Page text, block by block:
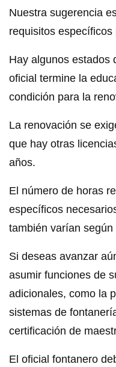
Nuestra sugerencia
requisitos
Hay algunos estados
oficial termine la
condición para la
La renovación se
que hay otras
años.
El número de horas
específicos
también varían según
Si deseas avanzar
asumir funciones de
adicionales, como la
sistemas de
certificación de
El oficial fontanero